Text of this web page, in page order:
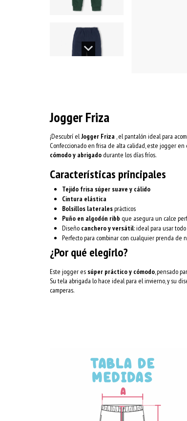
Jogger Friza
¡Descubrí elJogger Friza , el pantalón ideal para
Confeccionado en frisa de alta calidad, este jogger en
cómodo y abrigado durante los días fríos.
Características principales
Tejido frisa súper suave y cálido
Cintura elástica
Bolsillos lateralesprácticos
Puño en algodón ribb que asegura un calce
Diseño canchero y versátil: ideal para usar
Perfecto para combinar con cualquier prenda de
¿Por qué elegirlo?
Este jogger es súper práctico y cómodo, pensado
Su tela abrigada lo hace ideal para el invierno, y su
camperas.